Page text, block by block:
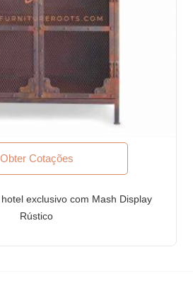
e banquetes
alimentação
férias
albergues
e estadias prolongadas
Fortune-500, empresas de capital
de advocacia
sob medida com certificação
Obter Cotações
exclusivo com Mash Display
Rústico